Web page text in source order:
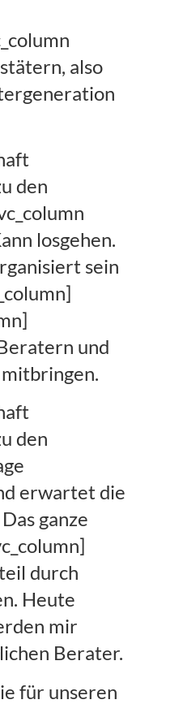
also
den
losgehen.
sein
und
den
erwartet die
ganze
durch
Heute
mir
Berater.
für unseren